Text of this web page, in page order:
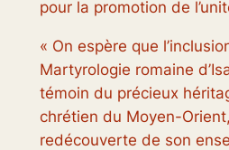
pour la promotion de
« On espère que
Martyrologie romaine
témoin du précieux
chrétien du Moyen-
redécouverte de son